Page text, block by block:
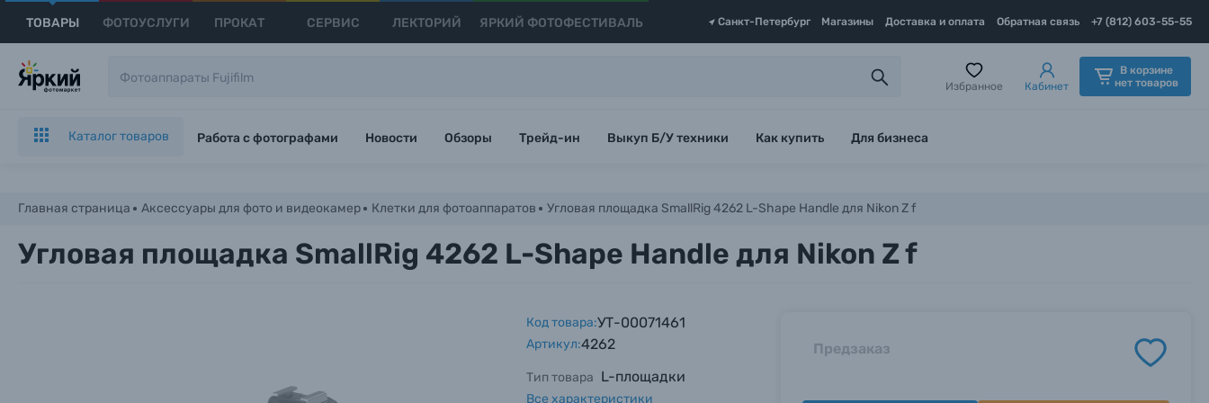
ТОВАРЫ ФОТОУСЛУГИ ПРОКАТ СЕРВИС ЛЕКТОРИЙ ЯРКИЙ ФОТОФЕСТИВАЛЬ Санкт-Петербург Магазины Доставка и оплата Обратная связь +7 (812) 603-55-55
Избранное Кабинет
В корзине
нет товаров
Каталог товаров Работа с фотографами Новости Обзоры Трейд-ин Выкуп Б/У техники Как купить Для бизнеса
Главная страница Аксессуары для фото и видеокамер Клетки для фотоаппаратов Угловая площадка SmallRig 4262 L-Shape Handle для Nikon Z f
Угловая площадка SmallRig 4262 L-Shape Handle для Nikon Z f
Код товара:УТ-00071461
Артикул:4262
Тип товара L-площадки
Все характеристики
Предзаказ